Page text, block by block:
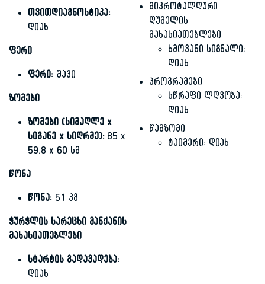
თვითდიაგნოსტიკა:
დიახ
ფერი
ფერი:შავი
ზომები
ზომები (სიმაღლე x
სიგანე x სიღრმე):85 x
59.8 x 60 სმ
წონა
წონა:51 კგ
ჭურჭლის სარეცხი მანქანის
მახასიათებლები
სტარტის გადავადება:
დიახ
მიკროტალღური
ღუმელის
მახასიათებლები
ხმოვანი სიგნალი:
დიახ
პროგრამები
სწრაფი ლღვობა:
დიახ
წამზომი
ტაიმერი: დიახ